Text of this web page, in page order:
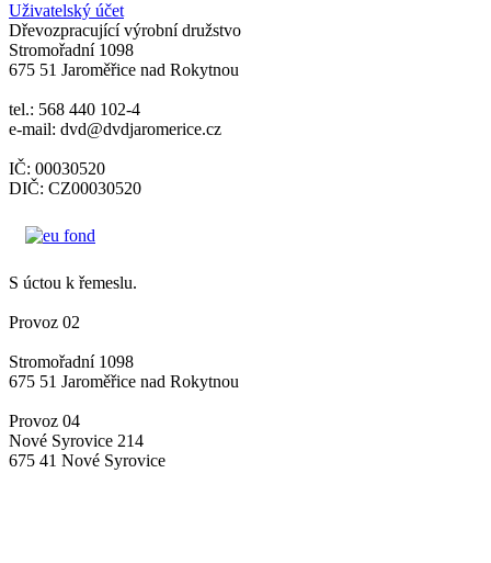
Uživatelský účet
Dřevozpracující výrobní družstvo
Stromořadní 1098
675 51 Jaroměřice nad Rokytnou
tel.: 568 440 102-4
e-mail: dvd@dvdjaromerice.cz
IČ: 00030520
DIČ: CZ00030520
S úctou k řemeslu.
Provoz 02
Stromořadní 1098
675 51 Jaroměřice nad Rokytnou
Provoz 04
Nové Syrovice 214
675 41 Nové Syrovice